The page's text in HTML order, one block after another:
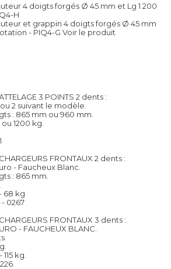
4 doigts forgés Ø 45 mm et Lg 1 200
H
et grappin 4 doigts forgés Ø 45 mm
- PIQ4-G Voir le produit
3 POINTS 2 dents :
2 suivant le modèle.
: 865 mm ou 960 mm.
1200 kg.
FRONTAUX 2 dents :
- Faucheux Blanc.
: 865 mm.
68 kg
- 0267
FRONTAUX 3 dents :
- FAUCHEUX BLANC.
kg.